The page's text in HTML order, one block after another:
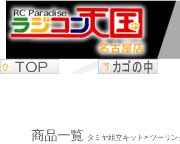
商品一覧 タミヤ組立キット> ツーリン